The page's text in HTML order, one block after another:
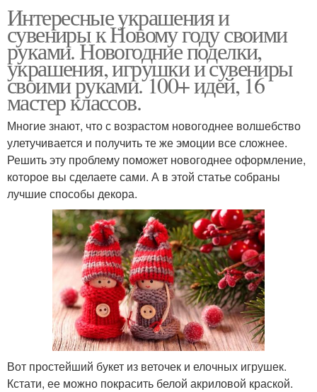
Интересные украшения и
сувениры к Новому году своими
руками. Новогодние поделки,
украшения, игрушки и сувениры
своими руками. 100+ идей, 16
мастер классов.
Многие знают, что с возрастом новогоднее волшебство
улетучивается и получить те же эмоции все сложнее.
Решить эту проблему поможет новогоднее оформление,
которое вы сделаете сами. А в этой статье собраны
лучшие способы декора.
Вот простейший букет из веточек и елочных игрушек.
Кстати, ее можно покрасить белой акриловой краской.